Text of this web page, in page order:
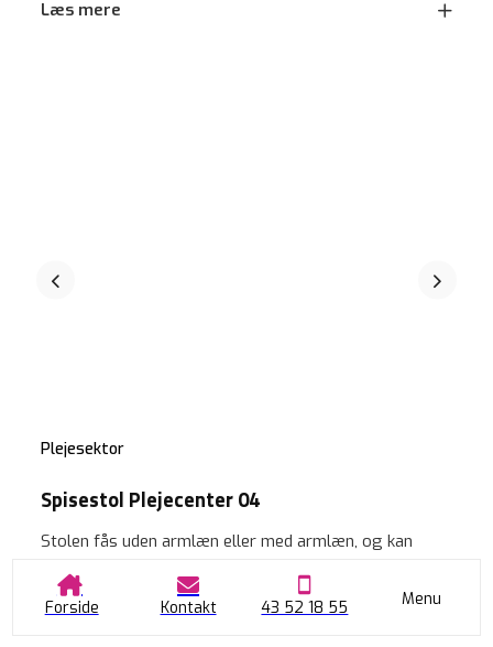
Forside Kontakt 43 52 18 55 Menu
Læs mere
Plejesektor
Spisestol Plejecenter 04
Stolen fås uden armlæn eller med armlæn, og kan
*Fra kr. 2698,- (ekskl. moms, ab lager)